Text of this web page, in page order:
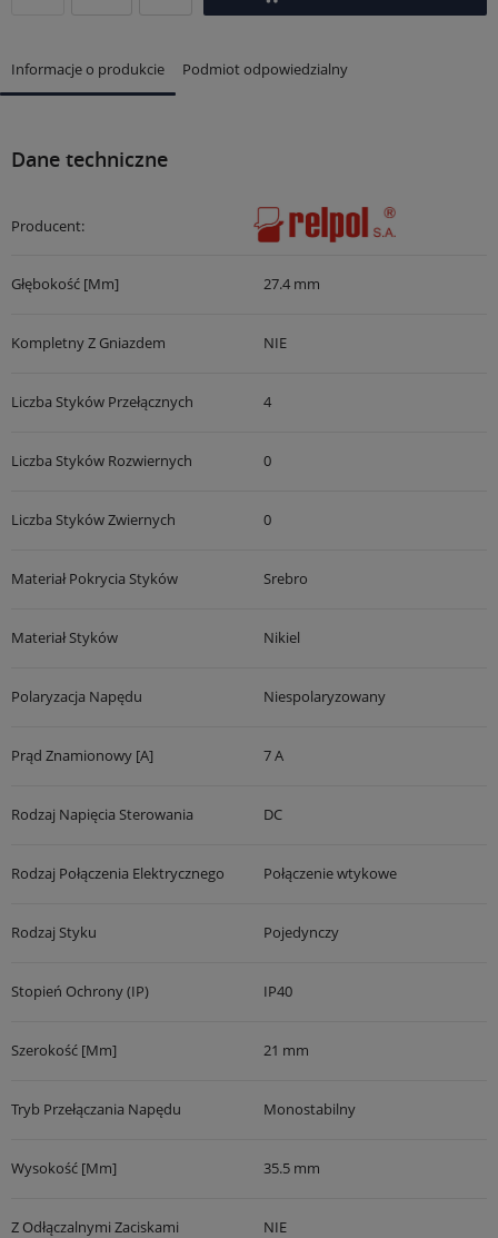
Informacje o produkcie Podmiot odpowiedzialny
Dane techniczne
Producent:
Głębokość [mm] 27.4 mm
Kompletny Z Gniazdem NIE
Liczba Styków Przełącznych 4
Liczba Styków Rozwiernych 0
Liczba Styków Zwiernych 0
Materiał Pokrycia Styków Srebro
Materiał Styków Nikiel
Polaryzacja Napędu Niespolaryzowany
Prąd Znamionowy [A] 7 A
Rodzaj Napięcia Sterowania DC
Rodzaj Połączenia Elektrycznego Połączenie wtykowe
Rodzaj Styku Pojedynczy
Stopień Ochrony (IP) IP40
Szerokość [mm] 21 mm
Tryb Przełączania Napędu Monostabilny
Wysokość [mm] 35.5 mm
Z Odłączalnymi Zaciskami NIE